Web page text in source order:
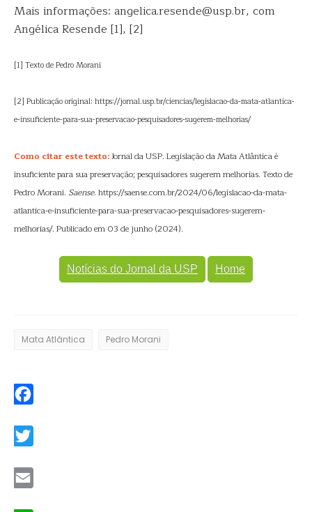
Mais informações: angelica.resende@usp.br, com
Angélica Resende [1], [2]
[1] Texto de Pedro Morani
[2] Publicação original: https://jornal.usp.br/ciencias/legislacao-da-mata-atlantica-
e-insuficiente-para-sua-preservacao-pesquisadores-sugerem-melhorias/
Como citar este texto:Jornal da USP. Legislação da Mata Atlântica é
insuficiente para sua preservação; pesquisadores sugerem melhorias. Texto de
Pedro Morani. Saense. https://saense.com.br/2024/06/legislacao-da-mata-
atlantica-e-insuficiente-para-sua-preservacao-pesquisadores-sugerem-
melhorias/. Publicado em 03 de junho (2024).
Notícias do Jornal da USP Home
Mata Atlântica Pedro Morani